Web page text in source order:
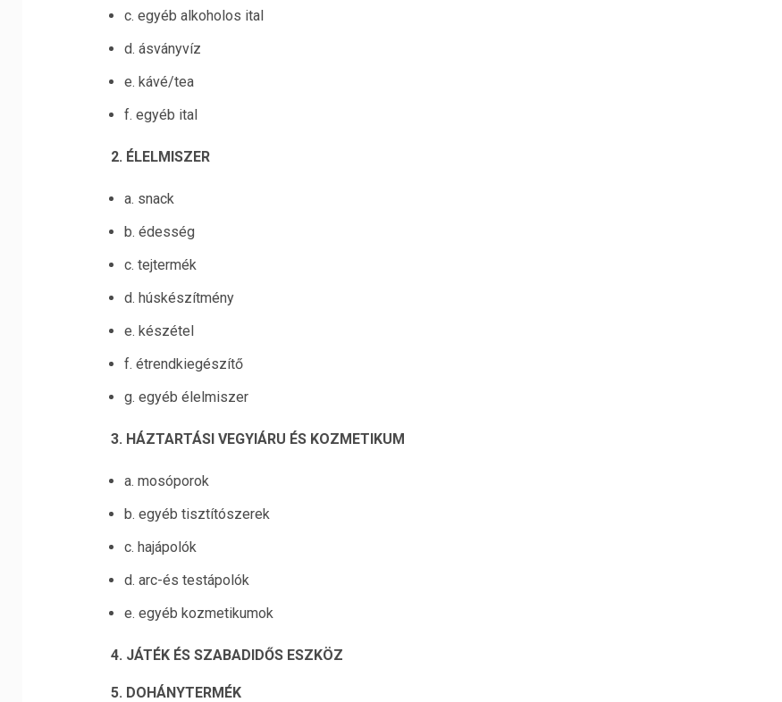
c. egyéb alkoholos ital
d. ásványvíz
e. kávé/tea
f. egyéb ital
2. ÉLELMISZER
a. snack
b. édesség
c. tejtermék
d. húskészítmény
e. készétel
f. étrendkiegészítő
g. egyéb élelmiszer
3. HÁZTARTÁSI VEGYIÁRU ÉS KOZMETIKUM
a. mosóporok
b. egyéb tisztítószerek
c. hajápolók
d. arc-és testápolók
e. egyéb kozmetikumok
4. JÁTÉK ÉS SZABADIDŐS ESZKÖZ
5. DOHÁNYTERMÉK